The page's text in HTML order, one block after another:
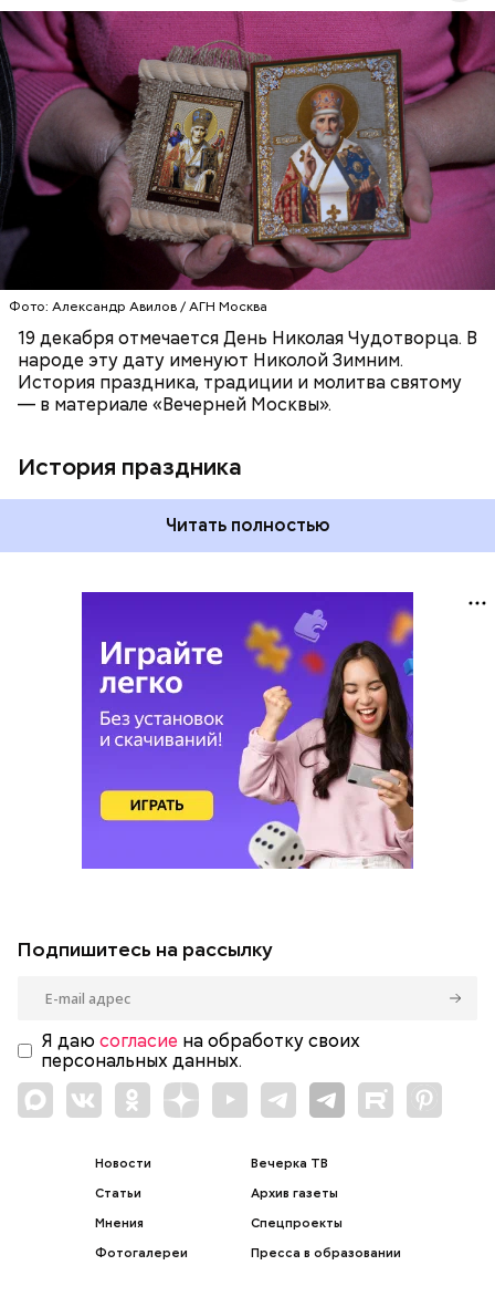
Фото: Александр Авилов / АГН Москва
19 декабря отмечается День Николая Чудотворца. В
народе эту дату именуют Николой Зимним.
История праздника, традиции и молитва святому
— в материале «Вечерней Москвы».
История праздника
Перенесемся в III век в Малую Азию. В ту эпоху
жизнь христиан была очень трудной. Они жили в
постоянной опасности быть подвергнутыми
мучительным пыткам и даже смерти от рук
язычников.
Читать полностью
ПРАВОСЛАВИЕ
ПРАЗДНИКИ
ХРИСТИАНСТВО
РЕЛИГИЯ ЦЕРКОВЬ
Подпишитесь на рассылку
Я даю согласие на обработку своих
персональных данных.
Новости
Статьи
Мнения
Фотогалереи
Вечерка ТВ
Архив газеты
Спецпроекты
Пресса в образовании